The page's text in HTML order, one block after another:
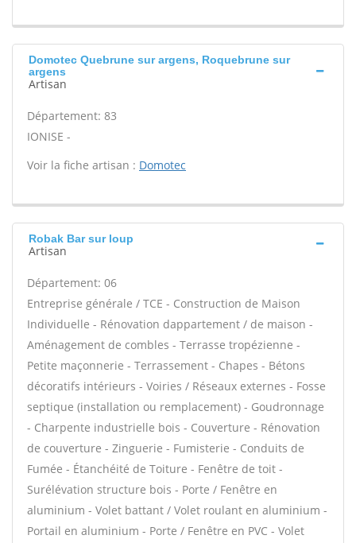
Domotec Quebrune sur argens, Roquebrune sur
argens
Artisan
Département: 83
IONISE -
Voir la fiche artisan : Domotec
Robak Bar sur loup
Artisan
Département: 06
Entreprise générale / TCE - Construction de Maison
Individuelle - Rénovation dappartement / de maison -
Aménagement de combles - Terrasse tropézienne -
Petite maçonnerie - Terrassement - Chapes - Bétons
décoratifs intérieurs - Voiries / Réseaux externes - Fosse
septique (installation ou remplacement) - Goudronnage
- Charpente industrielle bois - Couverture - Rénovation
de couverture - Zinguerie - Fumisterie - Conduits de
Fumée - Étanchéité de Toiture - Fenêtre de toit -
Surélévation structure bois - Porte / Fenêtre en
aluminium - Volet battant / Volet roulant en aluminium -
Portail en aluminium - Porte / Fenêtre en PVC - Volet